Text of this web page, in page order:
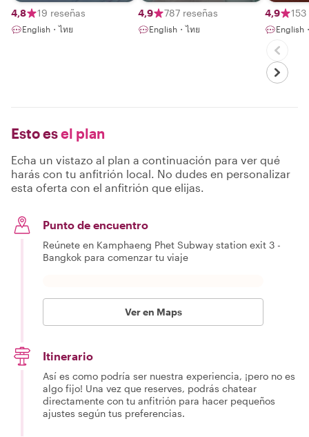
4,8
19 reseñas
English・ไทย
4,9 787 reseñas
English・ไทย
4,9
English
Esto esel plan
Echa un vistazo al plan a continuación para ver qué
harás con tu anfitrión local. No dudes en personalizar
esta oferta con el anfitrión que elijas.
Punto de encuentro
Reúnete en Kamphaeng Phet Subway station exit 3 -
Bangkok para comenzar tu viaje
Ver en Maps
Itinerario
Así es como podría ser nuestra experiencia, ¡pero no es
algo fijo! Una vez que reserves, podrás chatear
directamente con tu anfitrión para hacer pequeños
ajustes según tus preferencias.